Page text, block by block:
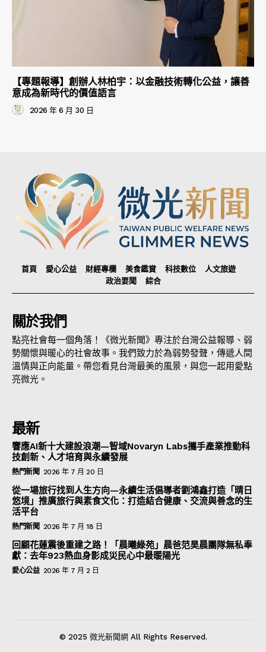
【專題報導】創辦人林柏宇：以金融技術轉化公益，讓善
意成為新時代的價值語言
2026 年 6 月 30 日
首頁 愛心公益 財經專欄 美食鑑賞 科技數位
人文旅遊
政治要聞
綜合
關於我們
點亮社會每一個角落！《微光新聞》專注於台灣公益報導、弱
勢關懷與暖心的社會故事。我們致力於為弱勢發聲，傳遞人間
溫情與正向能量。帶您看見台灣最美的風景，與您一起用愛點
亮微光。
最新
響應AI新十大建設浪潮—智域Novaryn Labs攜手產業推動科
技創新、人才培育與永續發展
熱門新聞 2026 年 7 月 20 日
從一場旅行找到人生方向—永續生活倡導者劉鴻鑫打造「晴日
悠境」推廣旅行與素食文化：打造結合健康、交流與善念的生
活平台
熱門新聞 2026 年 7 月 18 日
回顧花蓮震後重建之路！「晨曦綠苑」晨爸范昊晨團隊無私奉
獻：去年923熱血身影成災民心中最暖陽光
愛心公益 2026 年 7 月 2 日
© 2025 微光新聞網 All Rights Reserved.